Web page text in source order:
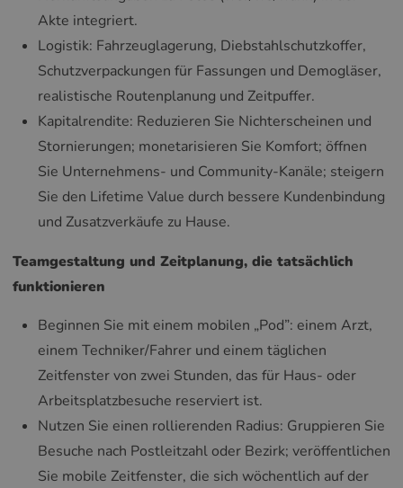
Akte integriert.
Logistik: Fahrzeuglagerung, Diebstahlschutzkoffer,
Schutzverpackungen für Fassungen und Demogläser,
realistische Routenplanung und Zeitpuffer.
Kapitalrendite: Reduzieren Sie Nichterscheinen und
Stornierungen; monetarisieren Sie Komfort; öffnen
Sie Unternehmens- und Community-Kanäle; steigern
Sie den Lifetime Value durch bessere Kundenbindung
und Zusatzverkäufe zu Hause.
Teamgestaltung und Zeitplanung, die tatsächlich
funktionieren
Beginnen Sie mit einem mobilen „Pod”: einem Arzt,
einem Techniker/Fahrer und einem täglichen
Zeitfenster von zwei Stunden, das für Haus- oder
Arbeitsplatzbesuche reserviert ist.
Nutzen Sie einen rollierenden Radius: Gruppieren Sie
Besuche nach Postleitzahl oder Bezirk; veröffentlichen
Sie mobile Zeitfenster, die sich wöchentlich auf der